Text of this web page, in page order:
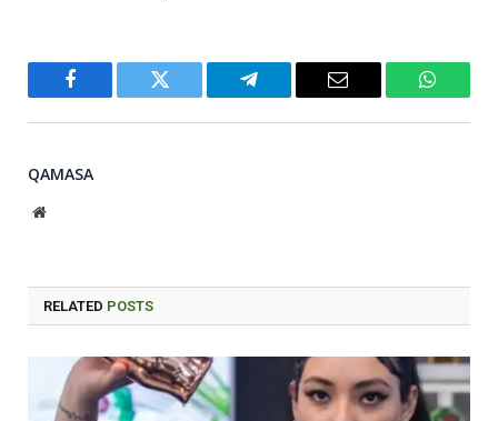
Facebook Twitter Telegram Email
QAMASA
Website
RELATED POSTS